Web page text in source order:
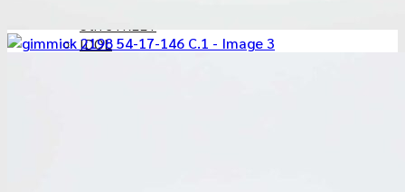
IDOL